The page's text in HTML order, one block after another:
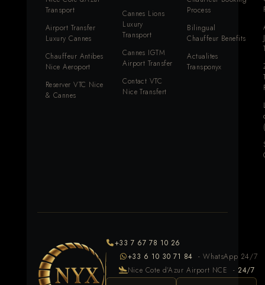
Transport
Airport Transfer
Luxury Cannes
Chauffeur Antibes
Nice Aeroport
Reserver VTC Nice
& Cannes
Cannes Lions
Luxury
Transport
Cannes IGTM
Airport Transfer
Contact VTC
Nice Transfert
Process
Bilingual
Chauffeur Benefits
Actualites
Transponyx
+33 7 67 78 10 26
+33 6 10 30 71 84 - WhatsApp 24/7
Nice Cote d'Azur Airport NCE - 24/7